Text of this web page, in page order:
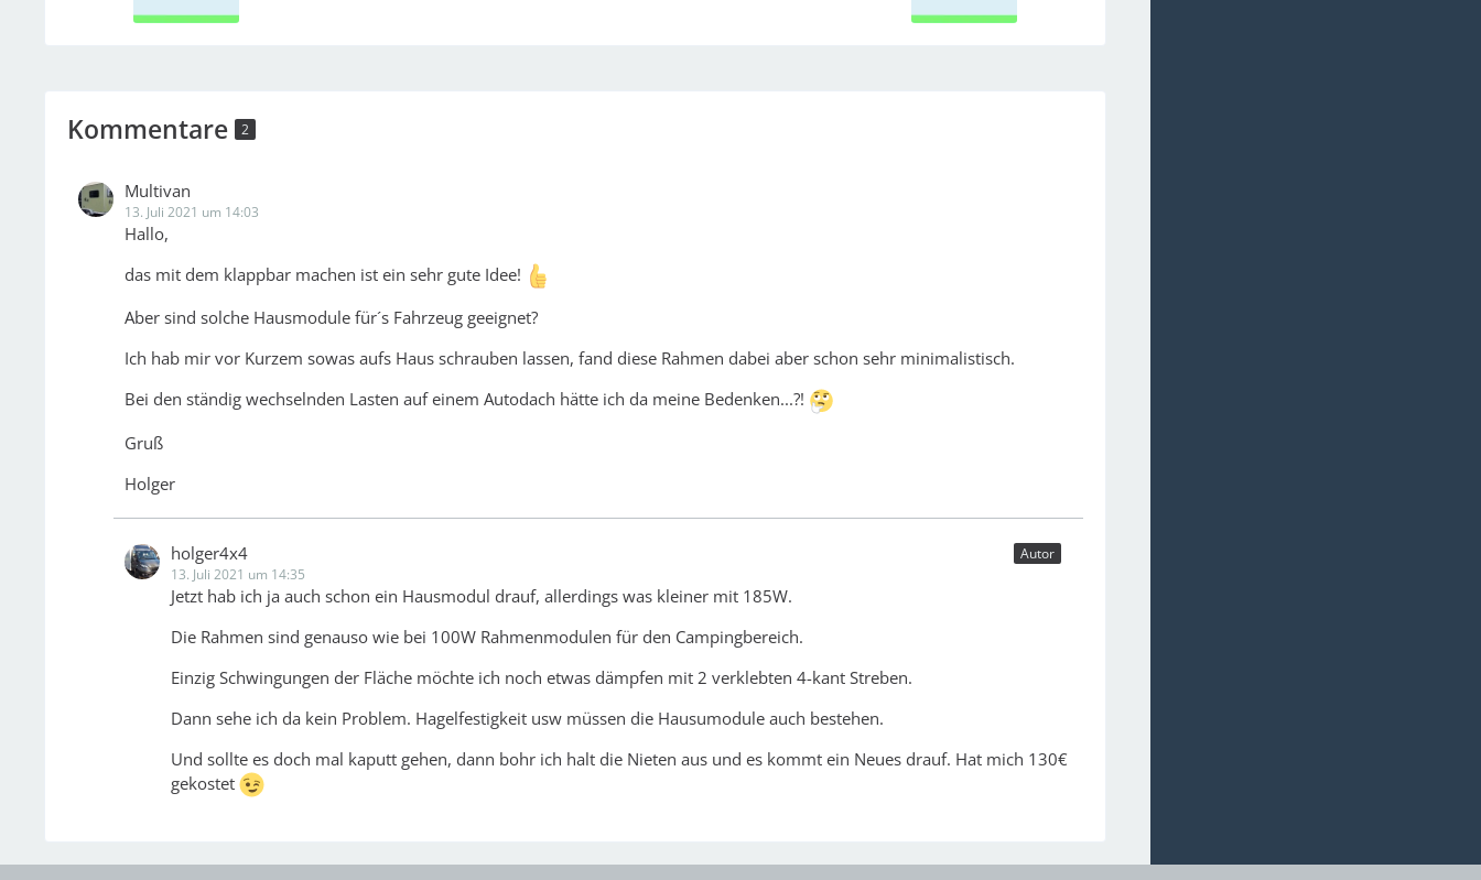
Kommentare 2
Multivan
13. Juli 2021 um 14:03
Hallo,
das mit dem klappbar machen ist ein sehr gute Idee!
Aber sind solche Hausmodule für´s Fahrzeug geeignet?
Ich hab mir vor Kurzem sowas aufs Haus schrauben lassen, fand diese Rahmen dabei aber schon sehr minimalistisch.
Bei den ständig wechselnden Lasten auf einem Autodach hätte ich da meine Bedenken...?!
Gruß
Holger
holger4x4
13. Juli 2021 um 14:35
Autor
Jetzt hab ich ja auch schon ein Hausmodul drauf, allerdings was kleiner mit 185W.
Die Rahmen sind genauso wie bei 100W Rahmenmodulen für den Campingbereich.
Einzig Schwingungen der Fläche möchte ich noch etwas dämpfen mit 2 verklebten 4-kant Streben.
Dann sehe ich da kein Problem. Hagelfestigkeit usw müssen die Hausumodule auch bestehen.
Und sollte es doch mal kaputt gehen, dann bohr ich halt die Nieten aus und es kommt ein Neues drauf. Hat mich 130€
gekostet